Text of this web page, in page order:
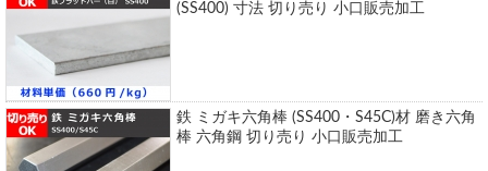
(SS400) 寸法 切り売り 小口販売加工
鉄 ミガキ六角棒 (SS400・S45C)材 磨き六角
棒 六角鋼 切り売り 小口販売加工